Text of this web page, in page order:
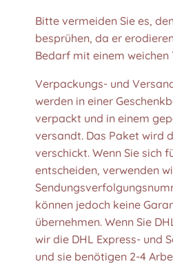
Bitte vermeiden Sie es,
besprühen, da er
Bedarf mit einem
Verpackungs- und
werden in einer
verpackt und in einem
versandt. Das Paket wird
verschickt. Wenn Sie sich
entscheiden, verwenden
können jedoch keine
übernehmen. Wenn Sie
wir die DHL Express- und
und sie benötigen 2-4